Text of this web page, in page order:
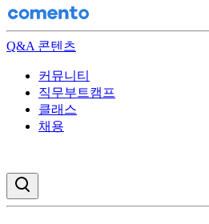
Q&A 콘텐츠
커뮤니티
직무부트캠프
클래스
채용